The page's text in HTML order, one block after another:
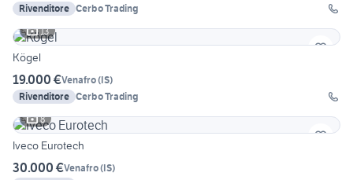
Rivenditore Cerbo Trading
13
Kögel
19.000 €Venafro(IS)
Rivenditore Cerbo Trading
8
Iveco Eurotech
30.000 €Venafro(IS)